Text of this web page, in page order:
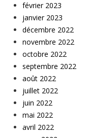
février 2023
janvier 2023
décembre 2022
novembre 2022
octobre 2022
septembre 2022
août 2022
juillet 2022
juin 2022
mai 2022
avril 2022